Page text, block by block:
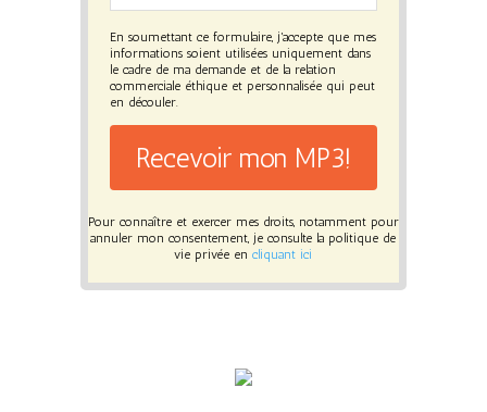
En soumettant ce formulaire, j'accepte que mes
informations soient utilisées uniquement dans
le cadre de ma demande et de la relation
commerciale éthique et personnalisée qui peut
en découler.
Recevoir mon MP3!
Pour connaître et exercer mes droits, notamment pour
annuler mon consentement, je consulte la politique de
vie privée encliquant ici